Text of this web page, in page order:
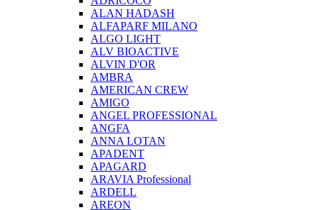
ALAN HADASH
ALFAPARF MILANO
ALGO LIGHT
ALV BIOACTIVE
ALVIN D'OR
AMBRA
AMERICAN CREW
AMIGO
ANGEL PROFESSIONAL
ANGFA
ANNA LOTAN
APADENT
APAGARD
ARAVIA Professional
ARDELL
AREON